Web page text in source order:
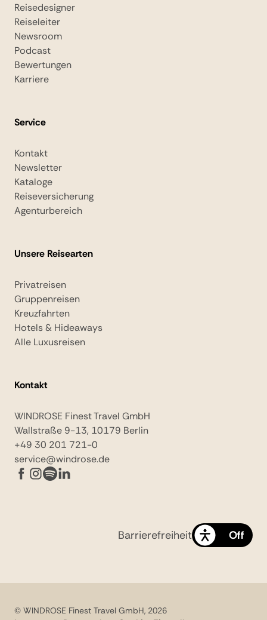
Reisedesigner
Reiseleiter
Newsroom
Podcast
Bewertungen
Karriere
Service
Kontakt
Newsletter
Kataloge
Reiseversicherung
Agenturbereich
Unsere Reisearten
Privatreisen
Gruppenreisen
Kreuzfahrten
Hotels & Hideaways
Alle Luxusreisen
Kontakt
WINDROSE Finest Travel GmbH
Wallstraße 9-13, 10179 Berlin
+49 30 201 721-0
service@windrose.de
Barrierefreiheit On Off
© WINDROSE Finest Travel GmbH, 2026